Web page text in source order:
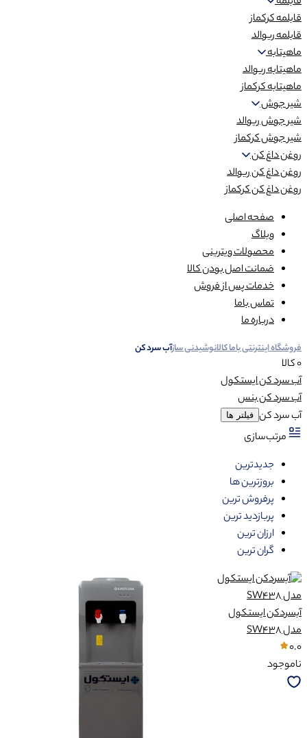
قابلمه کرکماز
قابلمه ریوالد
ماهیتابه
ماهیتابه ریوالد
ماهیتابه کرکماز
شیر جوش
شیر جوش ریوالد
شیر جوش کرکماز
روغن داغ کن
روغن داغ کن ریوالد
روغن داغ کن کرکماز
صفحه اصلی
وبلاگ
محصولات ویترینی
ضمانت اصل بودن کالا
خدمات پس از فروش
تماس باما
درباره ما
فروشگاه اینترنتی باما کالانوشیدنی سازآب سرد کن
0 کالا
آب سرد کن ایستکول
آب سرد کن بنس
آب سرد کن فیلتر ها
مرتب‌سازی
جدیدترین
بروزترین ها
پرفروش ترین
پربازدید ترین
ارزان ترین
گران ترین
آبسردکن ایستکول
مدل SW438
0.0
ناموجود